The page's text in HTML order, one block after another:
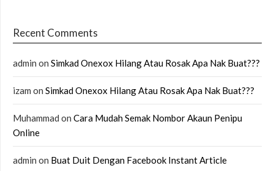
Recent Comments
admin on Simkad Onexox Hilang Atau Rosak Apa Nak Buat???
izam on Simkad Onexox Hilang Atau Rosak Apa Nak Buat???
Muhammad on Cara Mudah Semak Nombor Akaun Penipu
Online
admin on Buat Duit Dengan Facebook Instant Article